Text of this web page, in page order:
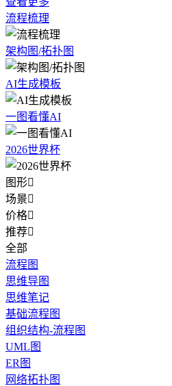
流程梳理
架构图/拓扑图
AI生成模板
一图看懂AI
2026世界杯
图形
场景
价格
推荐
全部
流程图
思维导图
思维笔记
基础流程图
组织结构-流程图
UML图
ER图
网络拓扑图